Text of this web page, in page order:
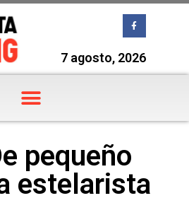
7 agosto, 2026
pequeño
estelarista